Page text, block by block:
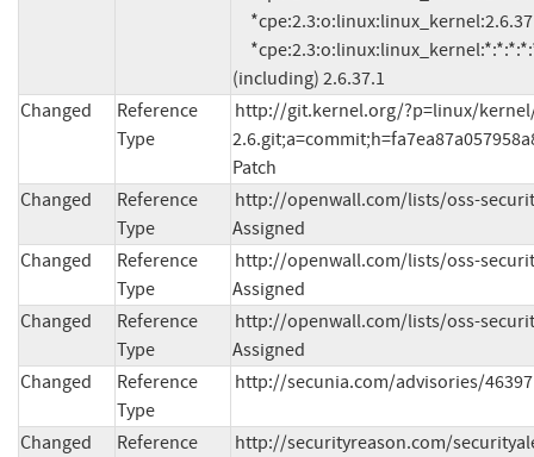
Changed
Reference
Type
http://git.kernel.org/?p=linux/
Patch
Changed
Reference
Type
http://openwall.com/lists/oss-
Assigned
Changed
Reference
Type
http://openwall.com/lists/oss-
Assigned
Changed
Reference
Type
http://openwall.com/lists/oss-
Assigned
Changed
Reference
Type
http://secunia.com/advisories/
Changed
Reference
http://securityreason.com/